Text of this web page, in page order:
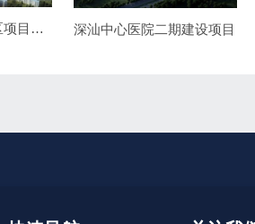
深惠城际2标五工区项目附属结构桩基(2标)工程
深汕中心医院二期建设项目